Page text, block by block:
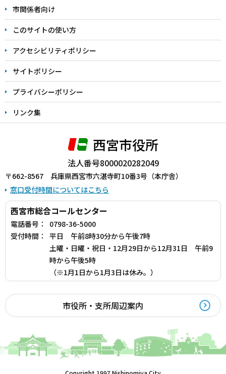
こ
ま
で
市関係者向け
このサイトの使い方
アクセシビリティポリシー
サイトポリシー
プライバシーポリシー
リンク集
西宮市役所
法人番号8000020282049
〒662-8567 兵庫県西宮市六湛寺町10番3号（本庁舎）
窓口受付時間についてはこちら
西宮市総合コールセンター
電話番号：
0798-36-5000
受付時間：
平日 午前8時30分から午後7時
土曜・日曜・祝日・12月29日から12月31日 午前9
時から午後5時
（※1月1日から1月3日は休み。）
市役所・支所周辺案内